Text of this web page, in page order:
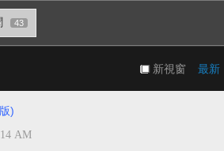
43
最新
新視窗
)
AM